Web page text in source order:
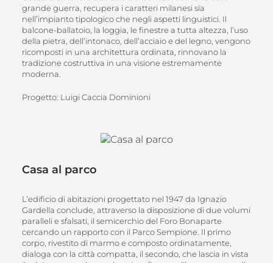
grande guerra, recupera i caratteri milanesi sia
nell’impianto tipologico che negli aspetti linguistici. Il
balcone-ballatoio, la loggia, le finestre a tutta altezza, l’uso
della pietra, dell’intonaco, dell’acciaio e del legno, vengono
ricomposti in una architettura ordinata, rinnovano la
tradizione costruttiva in una visione estremamente
moderna.
Progetto: Luigi Caccia Dominioni
Casa al parco
L’edificio di abitazioni progettato nel 1947 da Ignazio
Gardella conclude, attraverso la disposizione di due volumi
paralleli e sfalsati, il semicerchio del Foro Bonaparte
cercando un rapporto con il Parco Sempione. Il primo
corpo, rivestito di marmo e composto ordinatamente,
dialoga con la città compatta, il secondo, che lascia in vista